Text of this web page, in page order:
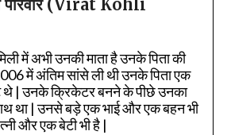
परिवार (Virat Kohli
में अभी उनकी माता है उनके पिता की
में अंतिम सांसे ली थी उनके पिता एक
थे | उनके क्रिकेटर बनने के पीछे उनका
था | उनसे बड़े एक भाई और एक बहन भी
और एक बेटी भी है |